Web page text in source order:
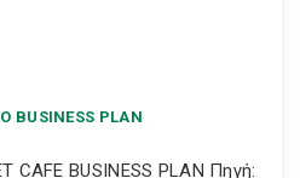
BUSINESS PLAN
CAFE BUSINESS PLAN Πηγή: